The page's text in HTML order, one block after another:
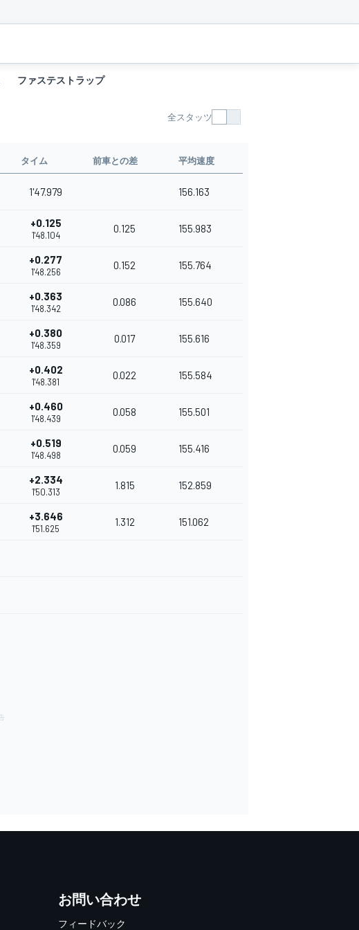
ファステストラップ
全スタッツ
タイム 前車との差 平均速度
1'47.979 156.163
+0.125
1'48.104
0.125 155.983
+0.277
1'48.256
0.152 155.764
+0.363
1'48.342
0.086 155.640
+0.380
1'48.359
0.017 155.616
+0.402
1'48.381
0.022 155.584
+0.460
1'48.439
0.058 155.501
+0.519
1'48.498
0.059 155.416
+2.334
1'50.313
1.815 152.859
+3.646
1'51.625
1.312 151.062
お問い合わせ
フィードバック